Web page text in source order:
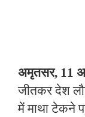
अमृतसर, 11
जीतकर देश
में माथा टेकने